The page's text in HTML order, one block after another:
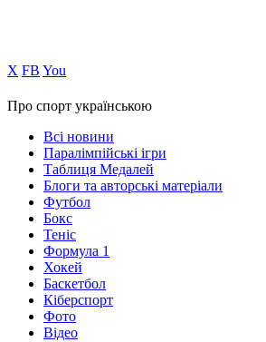
Х FB You
Про спорт українською
Всі новини
Паралімпійські ігри
Таблиця Медалей
Блоги та авторські матеріали
Футбол
Бокс
Теніс
Формула 1
Хокей
Баскетбол
Кіберспорт
Фото
Відео